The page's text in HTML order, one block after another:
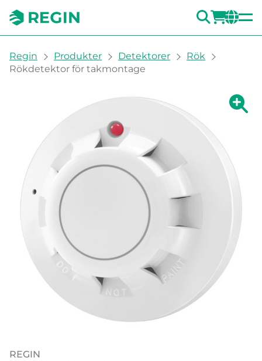
SÖK
You are here:
Regin Produkter Detektorer
Rök
Rökdetektor för takmontage
Visa
REGIN